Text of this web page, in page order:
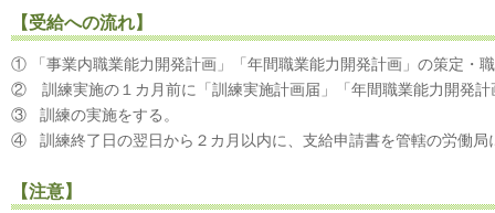
【受給への流れ】
① 「事業内職業能力開発計画」「年間職業能力開発計画」の策定・
② 訓練実施の１カ月前に「訓練実施計画届」「年間職業能力開発計
③ 訓練の実施をする。
④ 訓練終了日の翌日から２カ月以内に、支給申請書を管轄の労働局
【注意】